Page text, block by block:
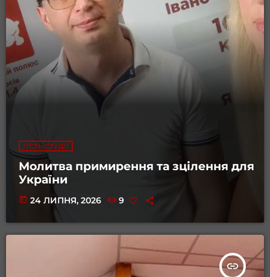
ГІСТЬ СТУДІЇ
Молитва примирення та зцілення для
України
today 24 ЛИПНЯ, 2026 9
insert_link